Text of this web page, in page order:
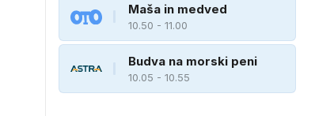
Maša in medved
10.50 - 11.00
Budva na morski peni
10.05 - 10.55